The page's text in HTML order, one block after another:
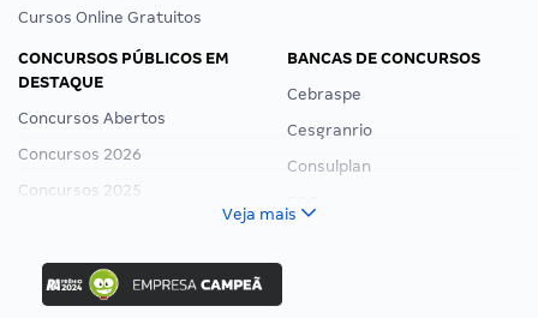
Cursos Online Gratuitos
CONCURSOS PÚBLICOS EM
DESTAQUE
Concursos Abertos
Concursos 2026
Concursos 2025
Concurso Nacional Unificado
Concurso Ibama
Concurso MPU
BANCAS DE CONCURSOS
Cebraspe
Cesgranrio
Consulplan
Veja mais